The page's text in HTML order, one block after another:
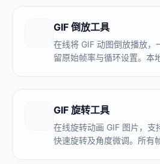
GIF 倒放工具
在线将 GIF 动图倒放播放，
留原始帧率与循环设置。本
GIF 旋转工具
在线旋转动画 GIF 图片，
快速旋转及角度微调。所有